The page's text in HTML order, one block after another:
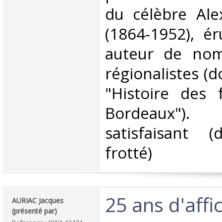
du célèbre
(1864-1952),
auteur de
régionalistes
"Histoire des
satisfaisant
frotté)‎
‎AURIAC Jacques
(présenté par) ‎
‎25 ans